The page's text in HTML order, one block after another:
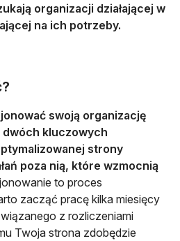
organizacji działającej w
na ich potrzeby.
swoją organizację
kluczowych
strony
poza nią, które wzmocnią
to proces
zacząć pracę kilka miesięcy
z rozliczeniami
Twoja strona zdobędzie